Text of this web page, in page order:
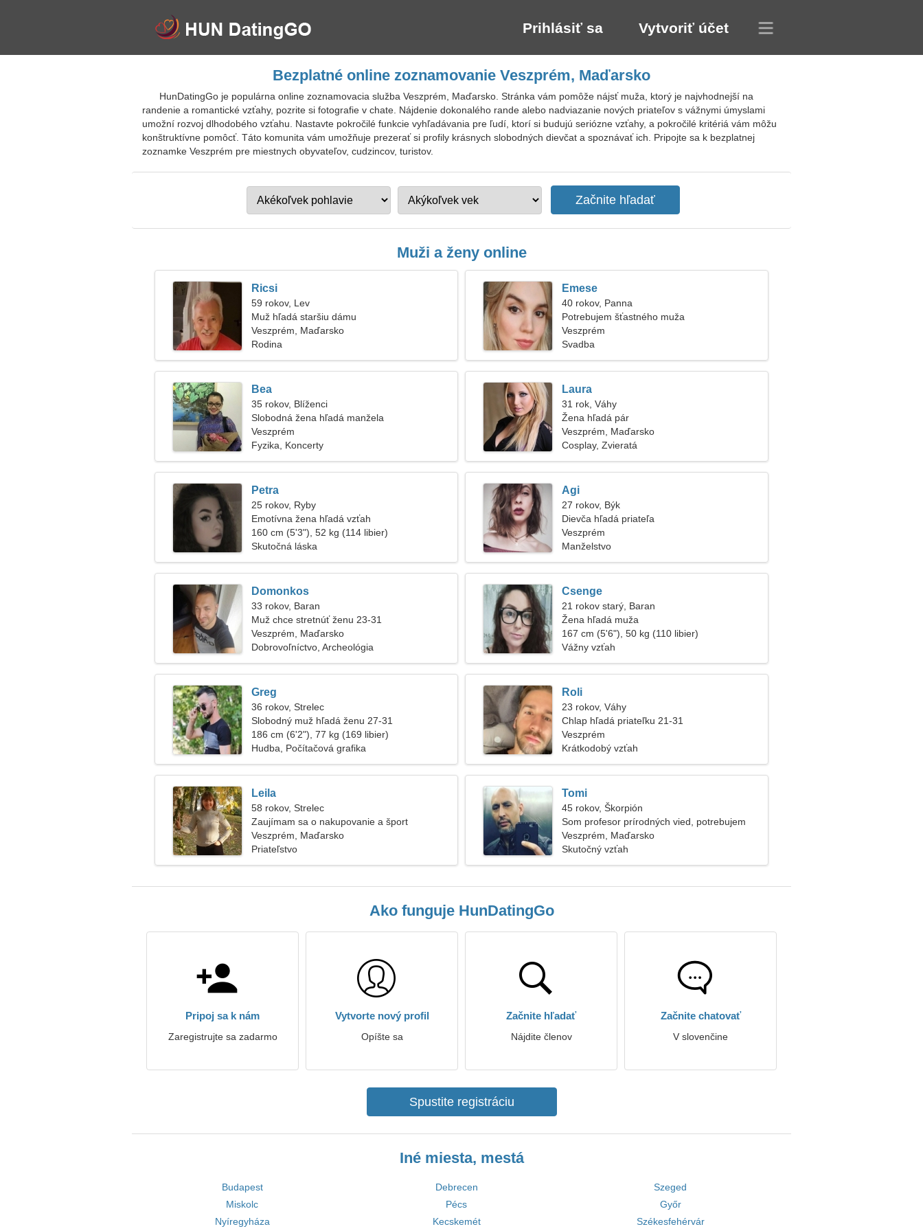
Prihlásiť sa Vytvoriť účet
Bezplatné online zoznamovanie Veszprém, Maďarsko
HunDatingGo je populárna online zoznamovacia služba Veszprém, Maďarsko. Stránka vám pomôže nájsť muža, ktorý je najvhodnejší na
randenie a romantické vzťahy, pozrite si fotografie v chate. Nájdenie dokonalého rande alebo nadviazanie nových priateľov s vážnymi úmyslami
umožní rozvoj dlhodobého vzťahu. Nastavte pokročilé funkcie vyhľadávania pre ľudí, ktorí si budujú seriózne vzťahy, a pokročilé kritériá vám môžu
konštruktívne pomôcť. Táto komunita vám umožňuje prezerať si profily krásnych slobodných dievčat a spoznávať ich. Pripojte sa k bezplatnej
zoznamke Veszprém pre miestnych obyvateľov, cudzincov, turistov.
Muži a ženy online
Ricsi
59 rokov, Lev
Muž hľadá staršiu dámu
Veszprém, Maďarsko
Rodina
Emese
40 rokov, Panna
Potrebujem šťastného muža
Veszprém
Svadba
Bea
35 rokov, Blíženci
Slobodná žena hľadá manžela
Veszprém
Fyzika, Koncerty
Laura
31 rok, Váhy
Žena hľadá pár
Veszprém, Maďarsko
Cosplay, Zvieratá
Petra
25 rokov, Ryby
Emotívna žena hľadá vzťah
160 cm (5'3"), 52 kg (114 libier)
Skutočná láska
Agi
27 rokov, Býk
Dievča hľadá priateľa
Veszprém
Manželstvo
Domonkos
33 rokov, Baran
Muž chce stretnúť ženu 23-31
Veszprém, Maďarsko
Dobrovoľníctvo, Archeológia
Csenge
21 rokov starý, Baran
Žena hľadá muža
167 cm (5'6"), 50 kg (110 libier)
Vážny vzťah
Greg
36 rokov, Strelec
Slobodný muž hľadá ženu 27-31
186 cm (6'2"), 77 kg (169 libier)
Hudba, Počítačová grafika
Roli
23 rokov, Váhy
Chlap hľadá priateľku 21-31
Veszprém
Krátkodobý vzťah
Leila
58 rokov, Strelec
Zaujímam sa o nakupovanie a šport
Veszprém, Maďarsko
Priateľstvo
Tomi
45 rokov, Škorpión
Som profesor prírodných vied, potrebujem
spoločenskú ženu
Veszprém, Maďarsko
Skutočný vzťah
Ako funguje HunDatingGo
Pripoj sa k nám
Zaregistrujte sa zadarmo
Vytvorte nový profil
Opíšte sa
Začnite hľadať
Nájdite členov
Začnite chatovať
V slovenčine
Spustite registráciu
Iné miesta, mestá
Budapest Debrecen
Szeged
Miskolc
Pécs
Győr
Nyíregyháza
Kecskemét Székesfehérvár